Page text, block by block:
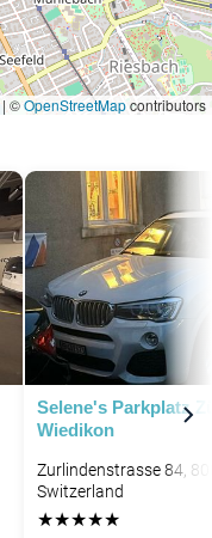
| ©OpenStreetMapcontributors
Selene's Parkplatz
Wiedikon
Zurlindenstrasse 84,
Switzerland
★★★★★